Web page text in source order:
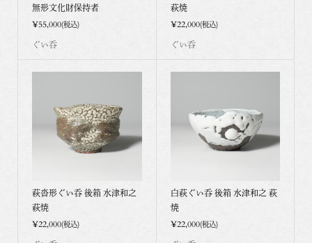
無形文化財保持者
¥55,000(税込)
ぐい呑
萩焼
¥22,000(税込)
ぐい呑
萩沓形ぐい呑 後箱 水津和之
萩焼
¥22,000(税込)
白萩ぐい呑 後箱 水津和之 萩
焼
¥22,000(税込)